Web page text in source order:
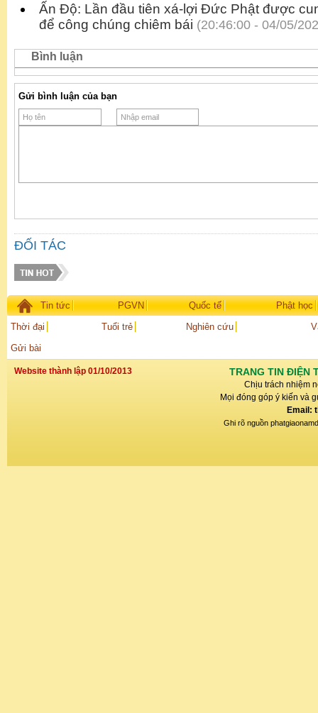
Ấn Độ: Lần đầu tiên xá-lợi Đức Phật được
để công chúng chiêm bái (20:46:00 - 04/05/
Bình luận
Gửi bình luận của bạn
ĐỐI TÁC
Tin tức PGVN Quốc tế
Phật học
Thời đại
Tuổi trẻ Nghiên cứu
Gửi bài
Website thành lập 01/10/2013 TRANG TIN ĐIỆN
Chịu trách nhiệm
Mọi đóng góp ý kiến và
Email:
Ghi rõ nguồn